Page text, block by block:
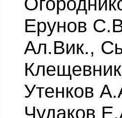
Ерунов
Ал.Вик.,
Утенков
Чудаков